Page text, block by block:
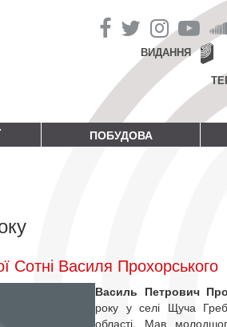
ВИДАННЯ
ПОБУДОВА
Сотні Василя Прохорського
Василь Петрович
року у селі Щуча
області. Мав